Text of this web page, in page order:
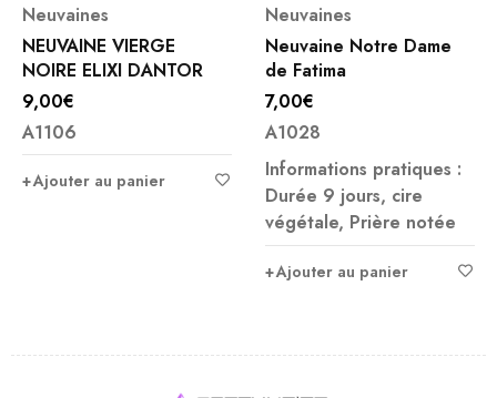
Neuvaines
NEUVAINE VIERGE
NOIRE ELIXI DANTOR
9,00€
A1106
Ajouter au panier
Neuvaines
Neuvaine Notre Dame
de Fatima
7,00€
A1028
Informations pratiques :
Durée 9 jours, cire
végétale, Prière notée
Ajouter au panier